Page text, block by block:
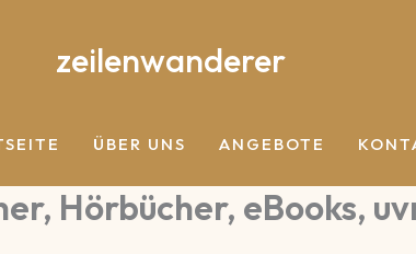
zeilenwanderer
ÜBER UNS ANGEBOTE
Hörbücher, eBooks,